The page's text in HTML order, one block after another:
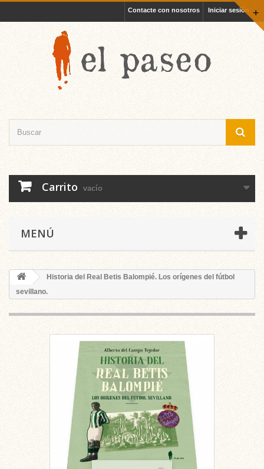
+
Iniciar sesión
Contacte con nosotros
Carrito vacío
MENÚ
Historia del Real Betis Balompié. Los orígenes del fútbol
sevillano.